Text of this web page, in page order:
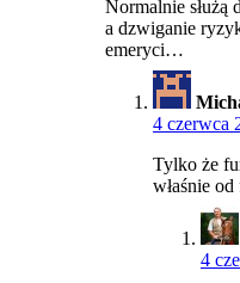
Normalnie służą
a dzwiganie
emeryci…
4 czerwca
Tylko że
właśnie
4